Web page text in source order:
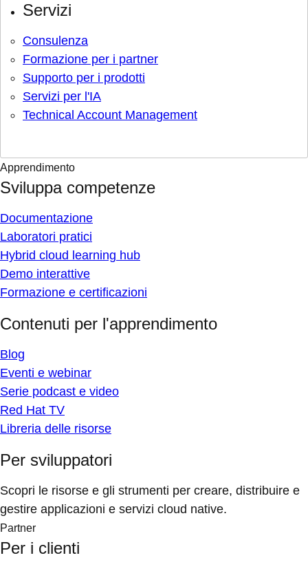
Servizi
Consulenza
Formazione per i partner
Supporto per i prodotti
Servizi per l'IA
Technical Account Management
Apprendimento
Sviluppa competenze
Documentazione
Laboratori pratici
Hybrid cloud learning hub
Demo interattive
Formazione e certificazioni
Contenuti per l'apprendimento
Blog
Eventi e webinar
Serie podcast e video
Red Hat TV
Libreria delle risorse
Per sviluppatori
Scopri le risorse e gli strumenti per creare, distribuire e
gestire applicazioni e servizi cloud native.
Partner
Per i clienti